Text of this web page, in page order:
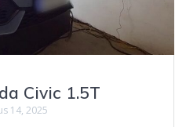
Civic 1.5T
14, 2025